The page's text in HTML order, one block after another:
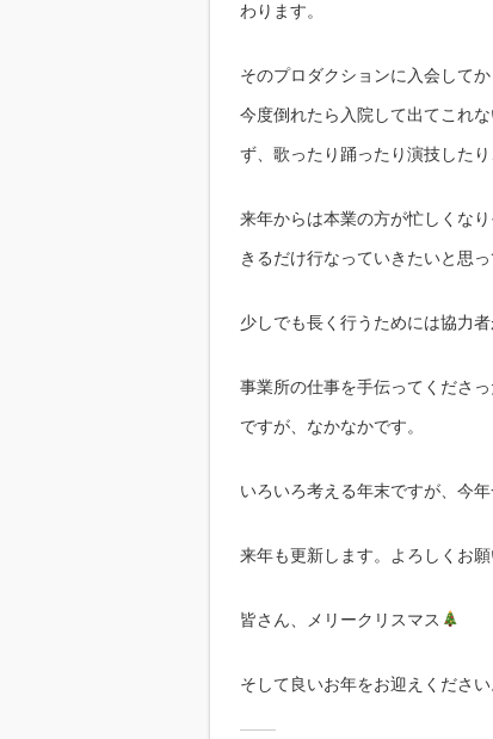
わります。
そのプロダクションに入会して
今度倒れたら入院して出てこれ
ず、歌ったり踊ったり演技した
来年からは本業の方が忙しくな
きるだけ行なっていきたいと思っ
少しでも長く行うためには協力者
事業所の仕事を手伝ってくださ
ですが、なかなかです。
いろいろ考える年末ですが、今
来年も更新します。よろしくお願
皆さん、メリークリスマス
そして良いお年をお迎えください